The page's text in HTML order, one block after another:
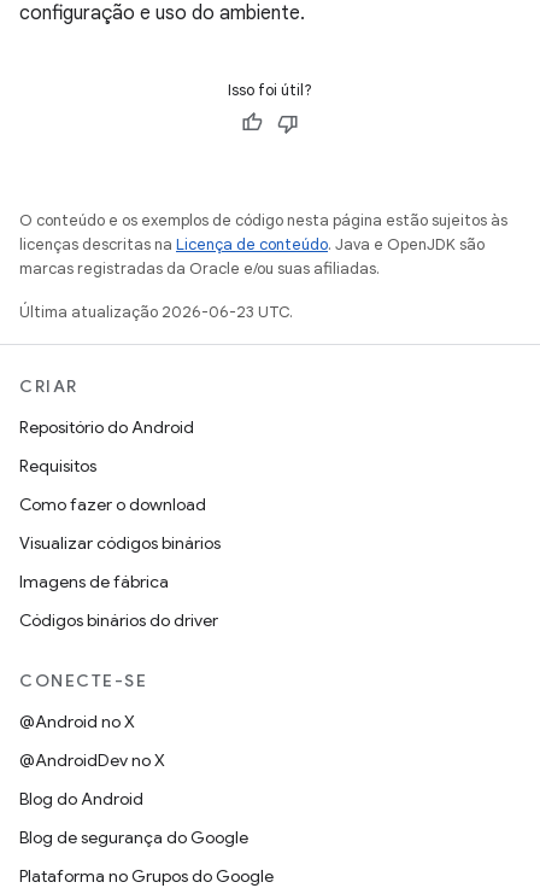
configuração e uso do ambiente.
Isso foi útil?
O conteúdo e os exemplos de código nesta página estão sujeitos às
licenças descritas na Licença de conteúdo. Java e OpenJDK são
marcas registradas da Oracle e/ou suas afiliadas.
Última atualização 2026-06-23 UTC.
CRIAR
Repositório do Android
Requisitos
Como fazer o download
Visualizar códigos binários
Imagens de fábrica
Códigos binários do driver
CONECTE-SE
@Android no X
@AndroidDev no X
Blog do Android
Blog de segurança do Google
Plataforma no Grupos do Google